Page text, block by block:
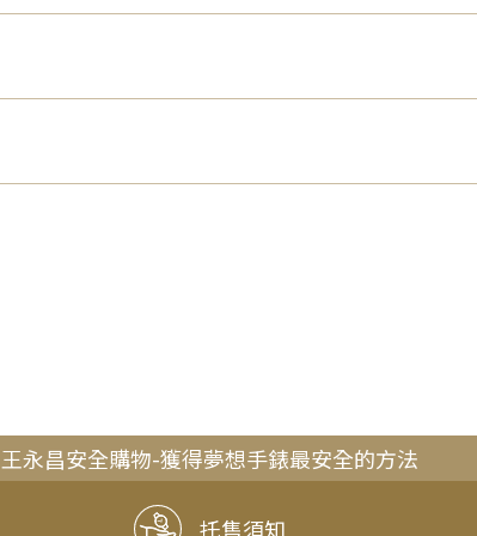
王永昌安全購物-獲得夢想手錶最安全的方法
托售須知